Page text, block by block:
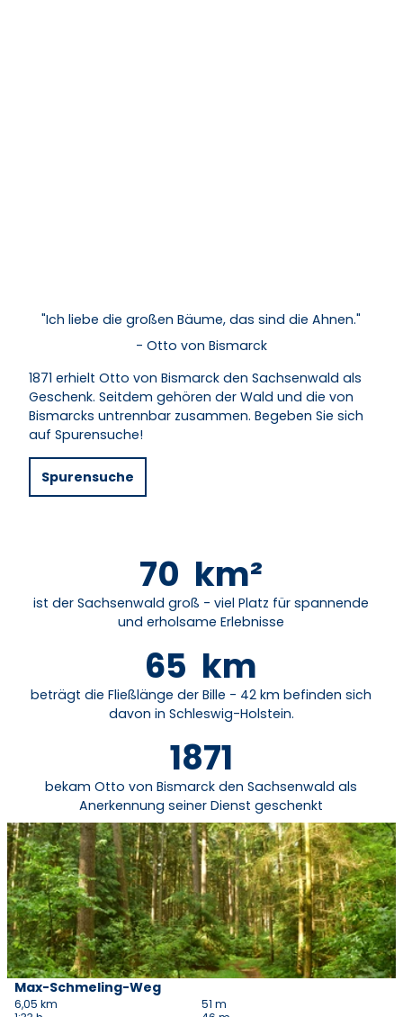
"Ich liebe die großen Bäume, das sind die Ahnen."
- Otto von Bismarck
1871 erhielt Otto von Bismarck den Sachsenwald als
Geschenk. Seitdem gehören der Wald und die von
Bismarcks untrennbar zusammen. Begeben Sie sich
auf Spurensuche!
Spurensuche
70 km²
ist der Sachsenwald groß - viel Platz für spannende
und erholsame Erlebnisse
65 km
beträgt die Fließlänge der Bille - 42 km befinden sich
davon in Schleswig-Holstein.
1871
bekam Otto von Bismarck den Sachsenwald als
Anerkennung seiner Dienst geschenkt
D
e
t
a
i
l
s
e
i
HLMS GmbH, Natascha Pätzold |CC-BY-NC-ND
Max-Schmeling-Weg
6,05 km
51 m